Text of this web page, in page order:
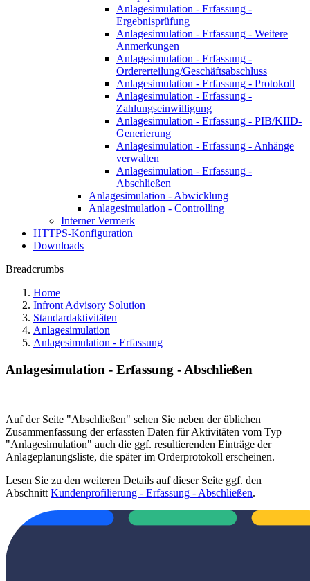
Anlagesimulation - Erfassung -
Ergebnisprüfung
Anlagesimulation - Erfassung - Weitere
Anmerkungen
Anlagesimulation - Erfassung -
Ordererteilung/Geschäftsabschluss
Anlagesimulation - Erfassung - Protokoll
Anlagesimulation - Erfassung -
Zahlungseinwilligung
Anlagesimulation - Erfassung - PIB/KIID-
Generierung
Anlagesimulation - Erfassung - Anhänge
verwalten
Anlagesimulation - Erfassung -
Abschließen
Anlagesimulation - Abwicklung
Anlagesimulation - Controlling
Interner Vermerk
HTTPS-Konfiguration
Downloads
Breadcrumbs
Home
Infront Advisory Solution
Standardaktivitäten
Anlagesimulation
Anlagesimulation - Erfassung
Anlagesimulation - Erfassung - Abschließen
Auf der Seite "Abschließen" sehen Sie neben der üblichen
Zusammenfassung der erfassten Daten für Aktivitäten vom Typ
"Anlagesimulation" auch die ggf. resultierenden Einträge der
Anlageplanungsliste, die später im Orderprotokoll erscheinen.
Lesen Sie zu den weiteren Details auf dieser Seite ggf. den
AbschnittKundenprofilierung - Erfassung - Abschließen.